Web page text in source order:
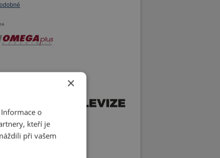
×
o
kteří je
při vašem